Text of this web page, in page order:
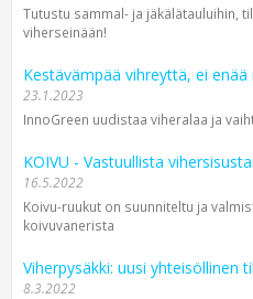
Tutustu sammal- ja jäkälätauluihin,
viherseinään!
Kestävämpää vihreyttä, ei enää
23.1.2023
InnoGreen uudistaa viheralaa ja
KOIVU - Vastuullista
16.5.2022
Koivu-ruukut on suunniteltu ja
koivuvanerista
Viherpysäkki: uusi yhteisöllinen
8.3.2022